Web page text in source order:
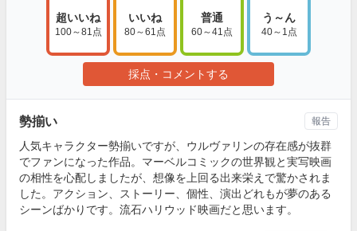
超いいね
100～81点
いいね
80～61点
普通
60～41点
う～ん
40～1点
採点・コメントする
勢揃い
人気キャラクター勢揃いですが、ウルヴァリンの存在感が抜群
でファンになった作品。マーベルコミックの世界観と実写映画
の相性を心配しましたが、想像を上回る出来栄えで驚かされま
した。アクション、ストーリー、個性、演出どれもが夢のある
シーンばかりです。流石ハリウッド映画だと思います。
報告